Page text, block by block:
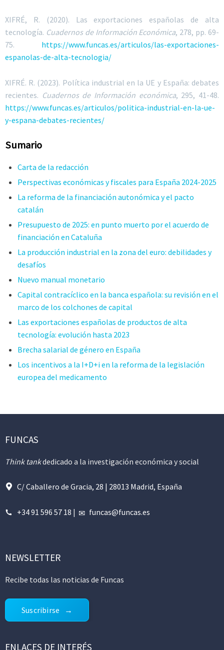
XIFRÉ, R. (2020). Las exportaciones españolas de alta
tecnología. Cuadernos de Información Económica, 278, pp. 69-
75. https://www.funcas.es/articulos/las-exportaciones-
espanolas-de-alta-tecnologia/
XIFRÉ. R. (2023). Política industrial en la UE y España: debates
recientes. Cuadernos de Información económica, 295, 41-48.
https://www.funcas.es/articulos/politica-industrial-en-la-ue-
y-espana-debates-recientes/
Sumario
Carta de la redacción
Perspectivas económicas y fiscales para España 2024-2025
La reforma de la financiación autonómica y el pacto
catalán
Presupuesto de 2025: en punto muerto por el acuerdo de
financiación en Cataluña
La producción industrial en la zona del euro: debilidades y
desafíos
Nuevo manual monetario
Capital contracíclico en la banca española: su revisión en el
marco de los colchones de capital
Las exportaciones españolas de productos de alta
tecnología: evolución hasta 2023
Brecha salarial de género en España
Los incentivos a la I+D+i en la reforma de la legislación
europea del medicamento
FUNCAS
Think tankdedicado a la investigación económica y social
C/ Caballero de Gracia, 28 | 28013 Madrid, España
+34 91 596 57 18 | funcas@funcas.es
NEWSLETTER
Recibe todas las noticias de Funcas
Suscribirse
ENLACES DE INTERÉS